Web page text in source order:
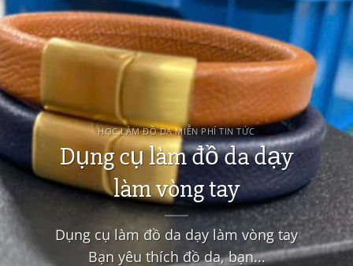
HỌC LÀM ĐỒ DA MIỄN PHÍ TIN TỨC
Dụng cụ làm đồ da dạy
làm vòng tay
Dụng cụ làm đồ da dạy làm vòng tay
Bạn yêu thích đồ da, bạn...